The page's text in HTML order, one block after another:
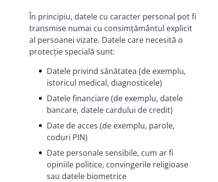
În principiu, datele cu caracter personal pot fi
transmise numai cu consimțământul explicit
al persoanei vizate. Datele care necesită o
protecție specială sunt:
Datele privind sănătatea (de exemplu,
istoricul medical, diagnosticele)
Datele financiare (de exemplu, datele
bancare, datele cardului de credit)
Date de acces (de exemplu, parole,
coduri PIN)
Date personale sensibile, cum ar fi
opiniile politice, convingerile religioase
sau datele biometrice